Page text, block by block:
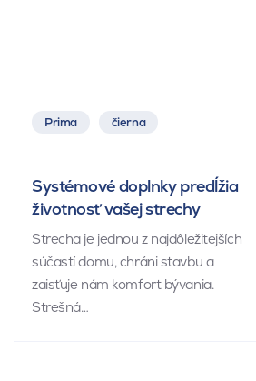
Prima čierna
Systémové doplnky predĺžia
životnosť vašej strechy
Strecha je jednou z najdôležitejších
súčastí domu, chráni stavbu a
zaisťuje nám komfort bývania.
Strešná…